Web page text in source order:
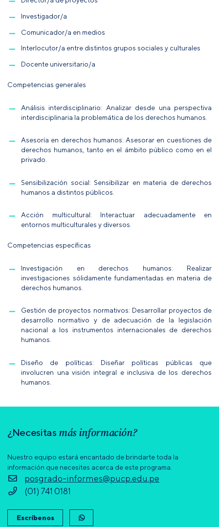
Investigador/a
Comunicador/a en medios
Interlocutor/a entre distintos grupos sociales y culturales
Docente universitario/a
Competencias generales
Análisis interdisciplinario: Analizar desde una perspectiva
interdisciplinaria la problemática de los derechos humanos.
Asesoría en derechos humanos: Asesorar en cuestiones de
derechos humanos, tanto en el ámbito público como en el
privado.
Sensibilización social: Sensibilizar en materia de derechos
humanos a distintos públicos.
Acción multicultural: Interactuar adecuadamente en
entornos multiculturales y diversos.
Competencias específicas
Investigación en derechos humanos: Realizar
investigaciones sólidamente fundamentadas en materia de
derechos humanos.
Gestión de proyectos normativos: Desarrollar proyectos de
desarrollo normativo y de adecuación de la legislación
nacional a los instrumentos internacionales de derechos
humanos.
Diseño de políticas: Diseñar políticas públicas que
involucren una visión integral e inclusiva de los derechos
humanos.
¿Necesitas más información?
Nuestro equipo estará encantado de brindarte toda la
información que necesites acerca de este programa.
posgrado-informes@pucp.edu.pe
(01) 741 0181
Escríbenos